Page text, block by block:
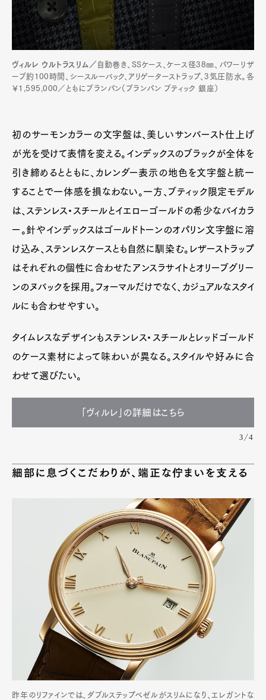
ヴィルレ ウルトラスリム／ 自動巻き、SSケース、ケース径38㎜、パワーリザ
ーブ約100時間、シースルーバック、アリゲーターストラップ、3気圧防水。各
￥1,595,000／ともにブランパン（ブランパン ブティック 銀座）
初のサーモンカラーの文字盤は、美しいサンバースト仕上げ
が光を受けて表情を変える。インデックスのブラックが全体を
引き締めるとともに、カレンダー表示の地色を文字盤と統一
することで一体感を損なわない。一方、ブティック限定モデル
は、ステンレス・スチールとイエローゴールドの希少なバイカラ
ー。針やインデックスはゴールドトーンのオパリン文字盤に溶
け込み、ステンレスケースとも自然に馴染む。レザーストラップ
はそれぞれの個性に合わせたアンスラサイトとオリーブグリー
ンのヌバックを採用。フォーマルだけでなく、カジュアルなスタイ
ルにも合わせやすい。
タイムレスなデザインもステンレス・スチールとレッドゴールド
のケース素材によって味わいが異なる。スタイルや好みに合
わせて選びたい。
「ヴィルレ」の詳細はこちら
3/4
細部に息づくこだわりが、端正な佇まいを支える
昨年のリファインでは、ダブルステップベゼルがスリムになり、エレガントな